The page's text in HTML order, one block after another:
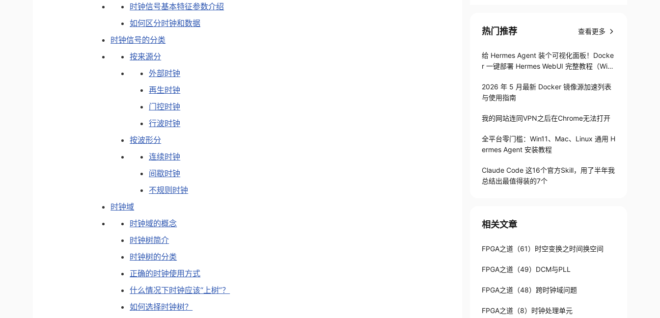
时钟信号基本特征参数介绍
如何区分时钟和数据
时钟信号的分类
按来源分
外部时钟
再生时钟
门控时钟
行波时钟
按波形分
连续时钟
间歇时钟
不规则时钟
时钟域
时钟域的概念
时钟树简介
时钟树的分类
正确的时钟使用方式
什么情况下时钟应该“上树”？
如何选择时钟树？
热门推荐 查看更多
给 Hermes Agent 装个可视化面板！Docke
r 一键部署 Hermes WebUI 完整教程（Win
2026 年 5 月最新 Docker 镜像源加速列表
与使用指南
我的网站连同VPN之后在Chrome无法打开
全平台零门槛：Win11、Mac、Linux 通用 H
ermes Agent 安装教程
Claude Code 这16个官方Skill，用了半年我
总结出最值得装的7个
相关文章
FPGA之道（61）时空变换之时间换空间
FPGA之道（49）DCM与PLL
FPGA之道（48）跨时钟域问题
FPGA之道（8）时钟处理单元